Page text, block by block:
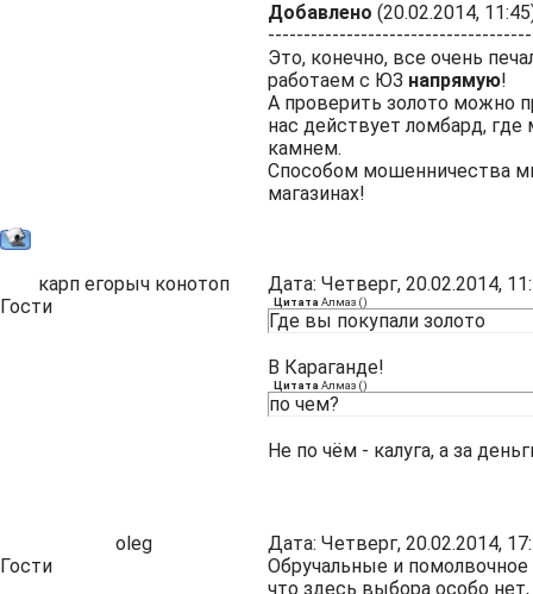
Добавлено (20.02.2014,
Это, конечно, все очень
работаем с ЮЗ напрямую!
А проверить золото можно
нас действует ломбард,
камнем.
Способом мошенничества
магазинах!
карп егорыч конотоп
Дата: Четверг, 20.02.2014,
Гости
Цитата Алмаз ()
Где вы покупали золото
В Караганде!
Цитата Алмаз ()
по чем?
Не по чём - калуга, а за
oleg
Дата: Четверг, 20.02.2014,
Гости
Обручальные и
что здесь выбора особо